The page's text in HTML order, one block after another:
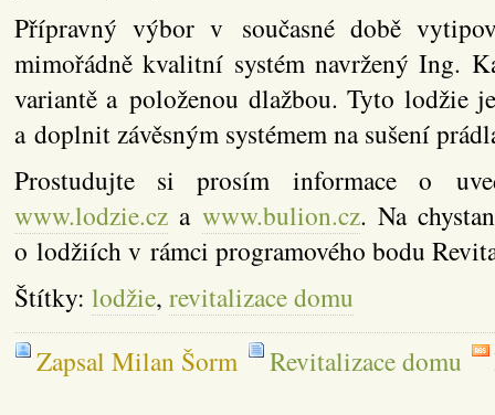
Přípravný výbor v současné době
mimořádně kvalitní systém navržený Ing.
variantě a položenou dlažbou. Tyto lodžie
a doplnit závěsným systémem na sušení
Prostudujte si prosím informace o
www.lodzie.czawww.bulion.cz. Na
o lodžiích v rámci programového bodu
Štítky: lodžie, revitalizace domu
Zapsal Milan Šorm
Revitalizace domu